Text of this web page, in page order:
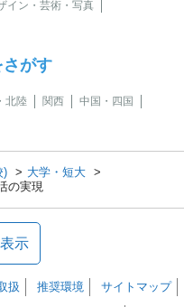
イン・芸術・写真
がす
北陸 関西
中国・四国
)
大学・短大
の実現
示
扱 推奨環境
サイトマップ